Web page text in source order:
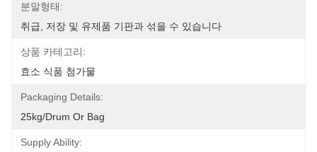
분말형태:
취급, 저장 및 유제품 기판과 섞을 수 있습니다
상품 카테고리:
효소 식품 첨가물
Packaging Details:
25kg/drum Or Bag
Supply Ability: